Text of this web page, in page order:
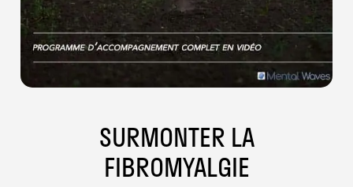
SURMONTER LA
FIBROMYALGIE